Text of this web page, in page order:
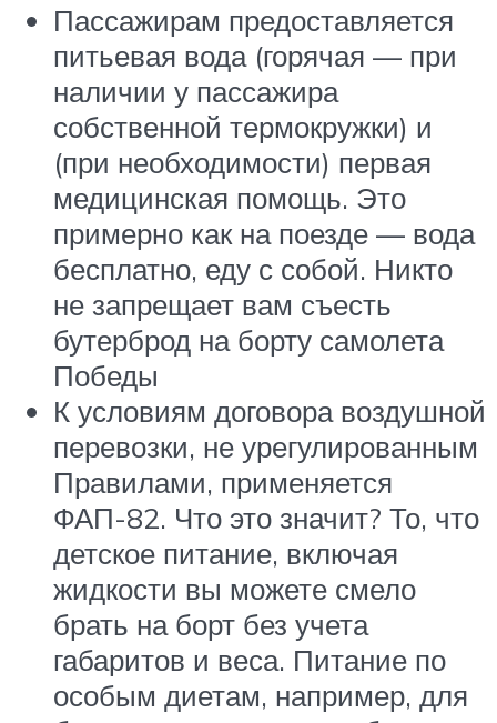
Пассажирам предоставляется
питьевая вода (горячая — при
наличии у пассажира
собственной термокружки) и
(при необходимости) первая
медицинская помощь. Это
примерно как на поезде — вода
бесплатно, еду с собой. Никто
не запрещает вам съесть
бутерброд на борту самолета
Победы
К условиям договора воздушной
перевозки, не урегулированным
Правилами, применяется
ФАП-82. Что это значит? То, что
детское питание, включая
жидкости вы можете смело
брать на борт без учета
габаритов и веса. Питание по
особым диетам, например, для